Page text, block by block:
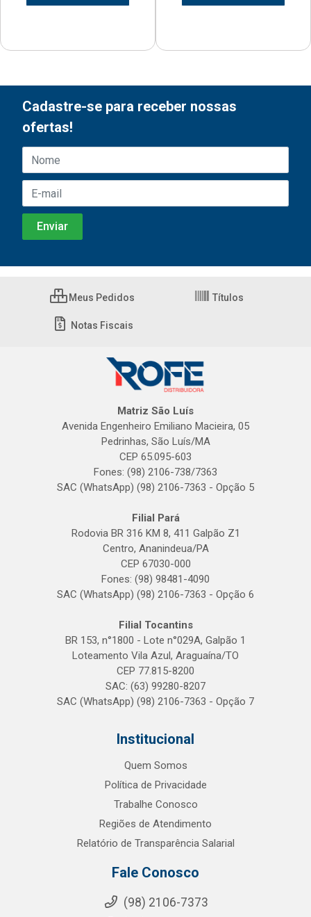
Cadastre-se para receber nossas
ofertas!
Meus Pedidos Títulos
Notas Fiscais
Matriz São Luís
Avenida Engenheiro Emiliano Macieira, 05
Pedrinhas, São Luís/MA
CEP 65.095-603
Fones: (98) 2106-738/7363
SAC (WhatsApp) (98) 2106-7363 - Opção 5
Filial Pará
Rodovia BR 316 KM 8, 411 Galpão Z1
Centro, Ananindeua/PA
CEP 67030-000
Fones: (98) 98481-4090
SAC (WhatsApp) (98) 2106-7363 - Opção 6
Filial Tocantins
BR 153, n°1800 - Lote n°029A, Galpão 1
Loteamento Vila Azul, Araguaína/TO
CEP 77.815-8200
SAC: (63) 99280-8207
SAC (WhatsApp) (98) 2106-7363 - Opção 7
Institucional
Quem Somos
Política de Privacidade
Trabalhe Conosco
Regiões de Atendimento
Relatório de Transparência Salarial
Fale Conosco
(98) 2106-7373